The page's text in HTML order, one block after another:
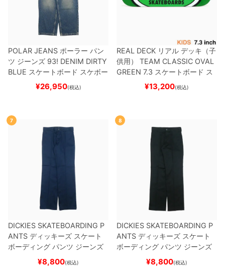
POLAR JEANS ポーラー パン
ツ ジーンズ 93! DENIM DIRTY
BLUE スケートボード スケボー
¥26,950(税込)
REAL DECK リアル デッキ（子
供用）
TEAM CLASSIC OVAL
GREEN 7.3 スケートボード ス
¥13,200(税込)
7
DICKIES SKATEBOARDING P
ANTS ディッキーズ スケート
ボーディング パンツ ジーンズ
SLIM FIT 30 LENGTH
スケートボード スケボ
¥8,800(税込)
8
DICKIES SKATEBOARDING P
ANTS ディッキーズ スケート
ボーディング パンツ ジーンズ
SLIM FIT 30 LENGTH
スケートボード スケボー
¥8,800(税込)